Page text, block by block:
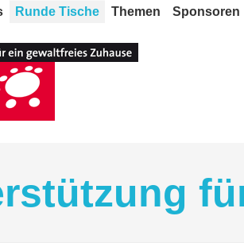
Runde Tische Themen Sponsoren